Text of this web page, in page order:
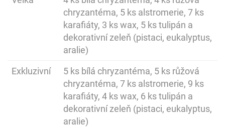
chryzantéma, 5 ks alstromerie, 7 ks
karafiáty, 3 ks wax, 5 ks tulipán a
dekorativní zeleň (pistaci, eukalyptus,
aralie)
Exkluzivní
5 ks bílá chryzantéma, 5 ks růžová
chryzantéma, 7 ks alstromerie, 9 ks
karafiáty, 4 ks wax, 6 ks tulipán a
dekorativní zeleň (pistaci, eukalyptus,
aralie)